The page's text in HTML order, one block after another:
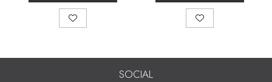
SOCIAL